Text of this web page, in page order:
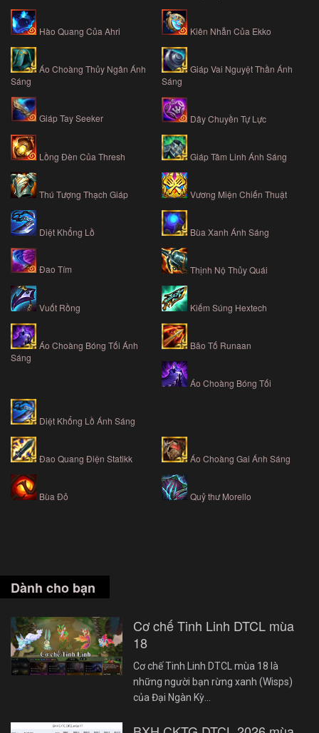
Hào Quang Của Ahri Kiên Nhẫn Của Ekko
Áo Choàng Thủy Ngân Ánh
Sáng
Giáp Vai Nguyệt Thần Ánh
Sáng
Giáp Tay Seeker Dây Chuyền Tự Lực
Lồng Đèn Của Thresh Giáp Tâm Linh Ánh Sáng
Thú Tượng Thạch Giáp Vương Miện Chiến Thuật
Diệt Khổng Lồ Bùa Xanh Ánh Sáng
Đao Tím Thịnh Nộ Thủy Quái
Vuốt Rồng Kiếm Súng Hextech
Áo Choàng Bóng Tối Ánh
Sáng
Bão Tố Runaan
Áo Choàng Bóng Tối
Diệt Khổng Lồ Ánh Sáng
Đao Quang Điện Statikk Áo Choàng Gai Ánh Sáng
Bùa Đỏ Quỷ thư Morello
Dành cho bạn
Cơ chế Tinh Linh DTCL mùa
18
Cơ chế Tinh Linh DTCL mùa 18 là
những người bạn rừng xanh (Wisps)
của Đại Ngàn Kỳ…